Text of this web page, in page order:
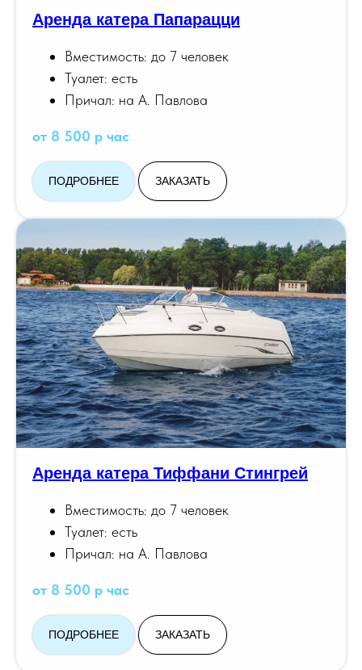
Аренда катера Папарацци
Вместимость: до 7 человек
Туалет: есть
Причал: на А. Павлова
от 8 500 р час
ПОДРОБНЕЕ ЗАКАЗАТЬ
Аренда катера Тиффани Стингрей
Вместимость: до 7 человек
Туалет: есть
Причал: на А. Павлова
от 8 500 р час
ПОДРОБНЕЕ ЗАКАЗАТЬ